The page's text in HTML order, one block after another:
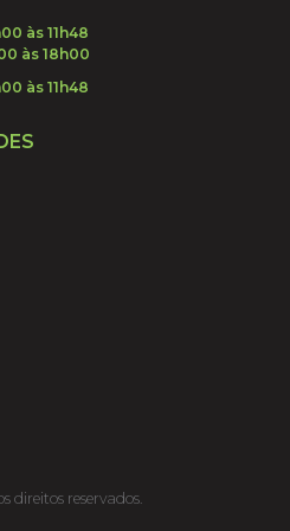
às 11h48
às 18h00
às 11h48
direitos reservados.